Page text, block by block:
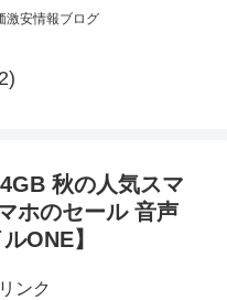
激安情報ブログ
秋の人気スマ
ホのセール 音声
ONE】
ンク